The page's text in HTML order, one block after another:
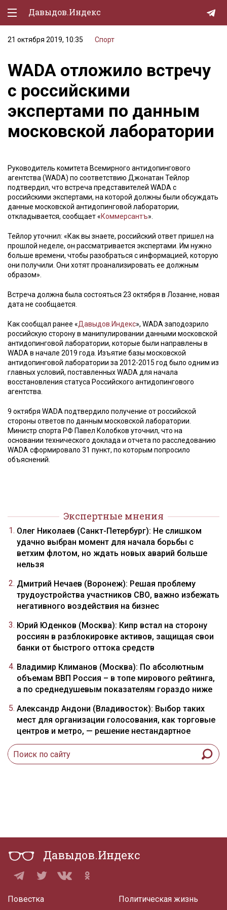
Давыдов.Индекс
Политическая жизнь
Экономика
Природа
Образование
Спорт
Lifestyle
Мурзилка
21 октября 2019, 10:35 Спорт
WADA отложило встречу
с российскими
экспертами по данным
московской лаборатории
Руководитель комитета Всемирного антидопингового
агентства (WADA) по соответствию Джонатан Тейлор
подтвердил, что встреча представителей WADA с
российскими экспертами, на которой должны были обсуждать
данные московской антидопинговой лаборатории,
откладывается, сообщает «Коммерсантъ».
Тейлор уточнил: «Как вы знаете, российский ответ пришел на
прошлой неделе, он рассматривается экспертами. Им нужно
больше времени, чтобы разобраться с информацией, которую
они получили. Они хотят проанализировать ее должным
образом».
Встреча должна была состояться 23 октября в Лозанне, новая
дата не сообщается.
Как сообщал ранее «Давыдов.Индекс», WADA заподозрило
российскую сторону в манипулировании данными московской
антидопинговой лаборатории, которые были направлены в
WADA в начале 2019 года. Изъятие базы московской
антидопинговой лаборатории за 2012-2015 год было одним из
главных условий, поставленных WADA для начала
восстановления статуса Российского антидопингового
агентства.
9 октября WADA подтвердило получение от российской
стороны ответов по данным московской лаборатории.
Министр спорта РФ Павел Колобков уточнил, что на
основании технического доклада и отчета по расследованию
WADA сформировало 31 пункт, по которым попросило
объяснений.
Экспертные мнения
Олег Николаев (Санкт-Петербург): Не слишком
удачно выбран момент для начала борьбы с
ветхим флотом, но ждать новых аварий больше
нельзя
Дмитрий Нечаев (Воронеж): Решая проблему
трудоустройства участников СВО, важно избежать
негативного воздействия на бизнес
Юрий Юденков (Москва): Кипр встал на сторону
россиян в разблокировке активов, защищая свои
банки от быстрого оттока средств
Владимир Климанов (Москва): По абсолютным
объемам ВВП Россия – в топе мирового рейтинга,
а по среднедушевым показателям гораздо ниже
Александр Андони (Владивосток): Выбор таких
мест для организации голосования, как торговые
центров и метро, — решение нестандартное
Давыдов.Индекс
Повестка Политическая жизнь